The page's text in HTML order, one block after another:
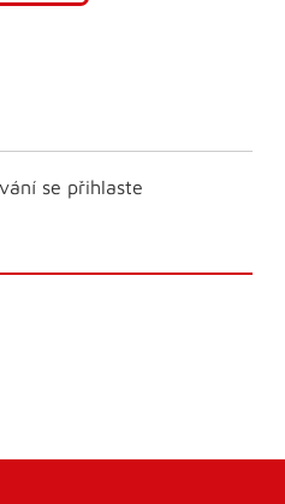
se přihlaste